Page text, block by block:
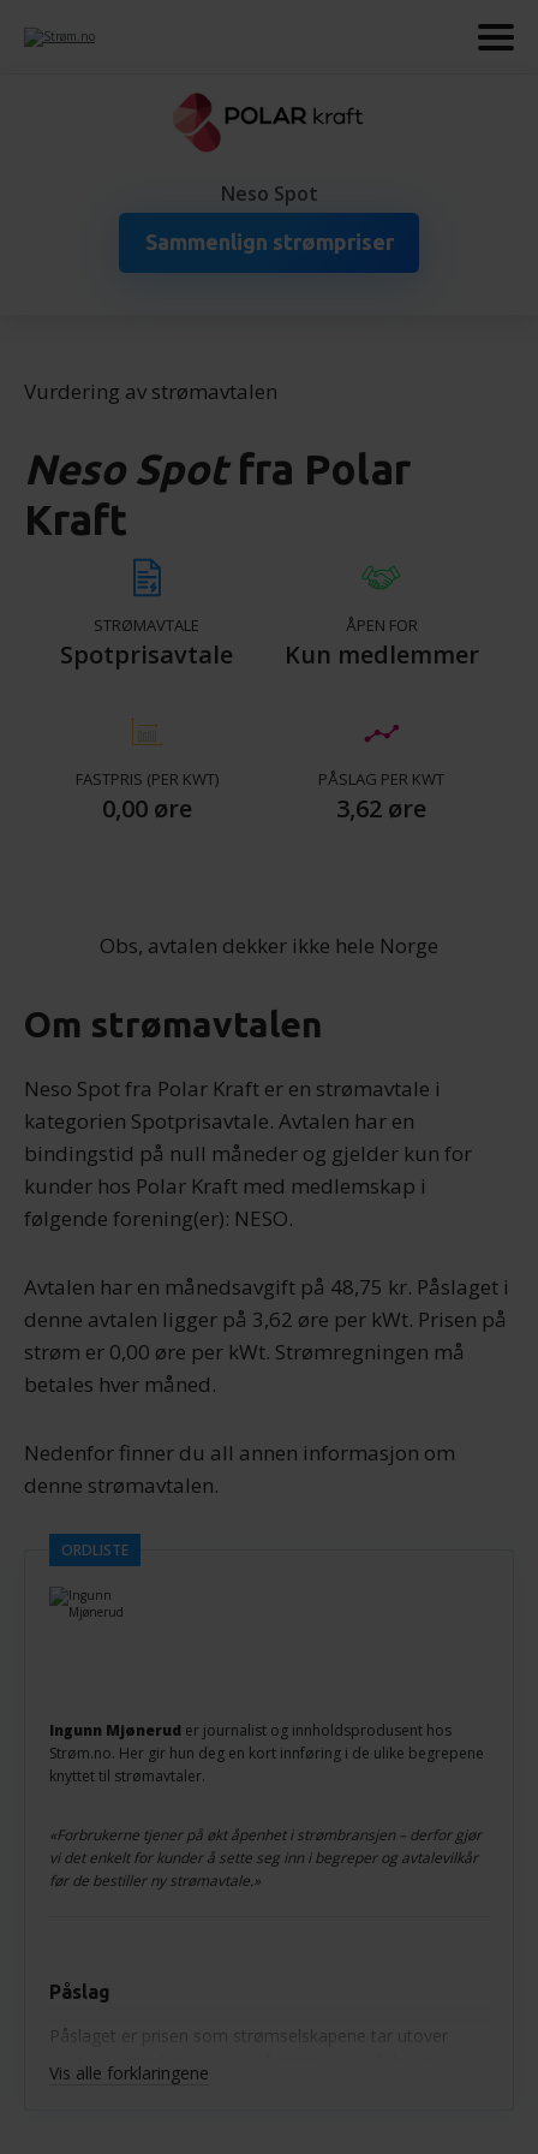
Neso Spot
Sammenlign strømpriser
Vurdering av strømavtalen
Neso Spotfra Polar
Kraft
STRØMAVTALE
Spotprisavtale
ÅPEN FOR
Kun medlemmer
FASTPRIS (PER KWT)
0,00 øre
PÅSLAG PER KWT
3,62 øre
Obs, avtalen dekker ikke hele Norge
Om strømavtalen
Neso Spot fra Polar Kraft er en strømavtale i
kategorien Spotprisavtale. Avtalen har en
bindingstid på null måneder og gjelder kun for
kunder hos Polar Kraft med medlemskap i
følgende forening(er): NESO.
Avtalen har en månedsavgift på 48,75 kr. Påslaget i
denne avtalen ligger på 3,62 øre per kWt. Prisen på
strøm er 0,00 øre per kWt. Strømregningen må
betales hver måned.
Nedenfor finner du all annen informasjon om
denne strømavtalen.
ORDLISTE
Påslag
Påslaget er prisen som strømselskapene tar utover
spotprisen/innkjøpsprisen på strøm. Har påslaget
minustegn foran seg betyr det at strømselskapet
Vis alle forklaringene
Ingunn Mjønerud er journalist og innholdsprodusent hos
Strøm.no. Her gir hun deg en kort innføring i de ulike begrepene
knyttet til strømavtaler.
«Forbrukerne tjener på økt åpenhet i strømbransjen – derfor gjør
vi det enkelt for kunder å sette seg inn i begreper og avtalevilkår
før de bestiller ny strømavtale.»